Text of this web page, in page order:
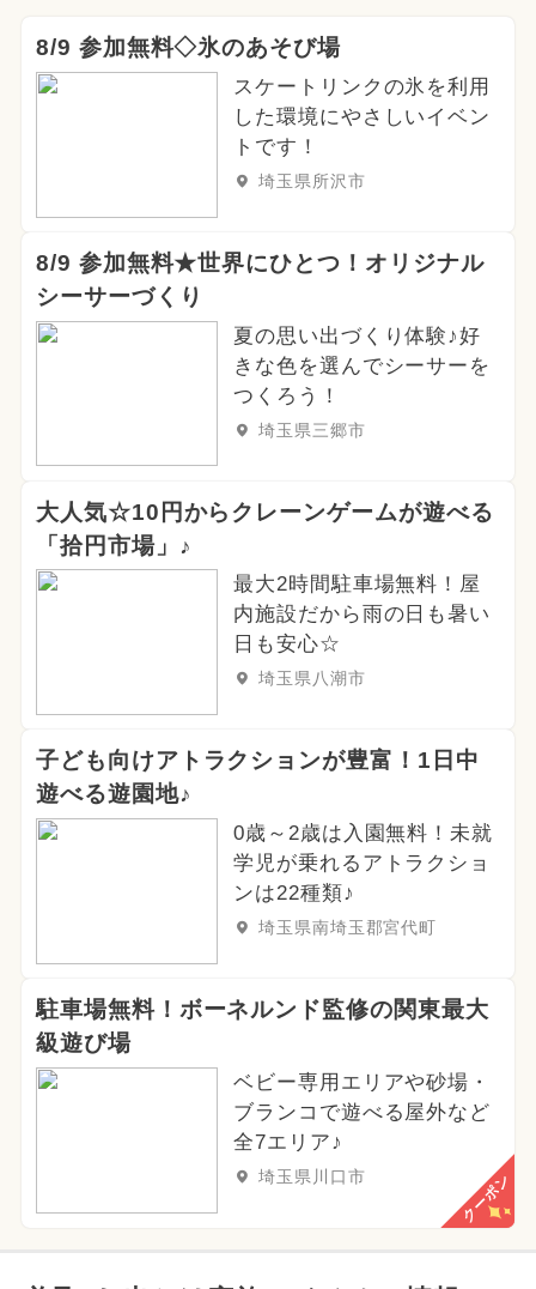
8/9 参加無料◇氷のあそび場
スケートリンクの氷を利用
した環境にやさしいイベン
トです！
埼玉県所沢市
8/9 参加無料★世界にひとつ！オリジナル
シーサーづくり
夏の思い出づくり体験♪好
きな色を選んでシーサーを
つくろう！
埼玉県三郷市
大人気☆10円からクレーンゲームが遊べる
「拾円市場」♪
最大2時間駐車場無料！屋
内施設だから雨の日も暑い
日も安心☆
埼玉県八潮市
子ども向けアトラクションが豊富！1日中
遊べる遊園地♪
0歳～2歳は入園無料！未就
学児が乗れるアトラクショ
ンは22種類♪
埼玉県南埼玉郡宮代町
駐車場無料！ボーネルンド監修の関東最大
級遊び場
ベビー専用エリアや砂場・
ブランコで遊べる屋外など
全7エリア♪
埼玉県川口市 クーポン